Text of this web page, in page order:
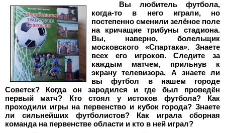
Вы любитель футбола,
когда-то в него играли, но
постепенно сменили зелёное поле
на кричащие трибуны стадиона.
Вы, наверно, болельщик
московского «Спартака». Знаете
всех его игроков. Следите за
каждым матчем, прильнув к
экрану телевизора. А знаете ли
вы футбол в нашем городе
Советск? Когда он зародился и где был проведён
первый матч? Кто стоял у истоков футбола? Как
проходили игры на первенство и кубок города? Знаете
ли сильнейших футболистов? Как играла сборная
команда на первенстве области и кто в ней играл?